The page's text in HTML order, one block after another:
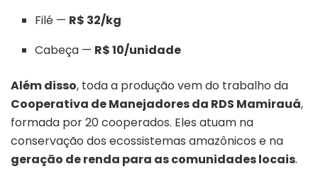
Filé — R$ 32/kg
Cabeça — R$ 10/unidade
Além disso, toda a produção vem do trabalho da
Cooperativa de Manejadores da RDS Mamirauá,
formada por 20 cooperados. Eles atuam na
conservação dos ecossistemas amazônicos e na
geração de renda para as comunidades locais.